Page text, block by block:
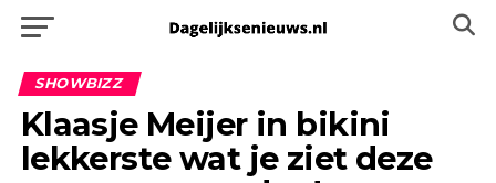
SHOWBIZZ
Klaasje Meijer in bikini
lekkerste wat je ziet deze